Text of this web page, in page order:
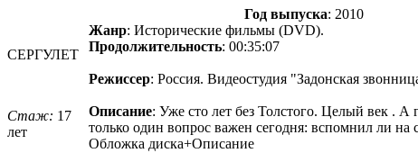
СЕРГУЛЕТ
Стаж: 17
лет
Год выпуска: 2010
Жанр: Исторические фильмы (DVD).
Продолжительность: 00:35:07
Режиссер: Россия. Видеостудия "Задонская
Описание: Уже сто лет без Толстого. Целый век . А
только один вопрос важен сегодня: вспомнил ли
Обложка диска+Описание